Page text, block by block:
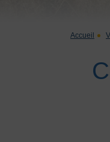
Accueil